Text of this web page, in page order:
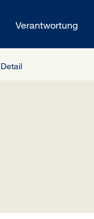
Verantwortung
Detail